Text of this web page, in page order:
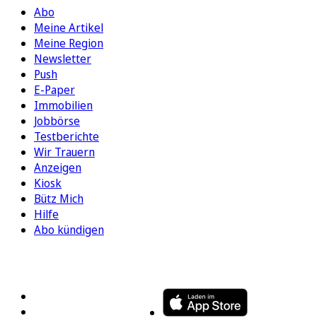
Abo
Meine Artikel
Meine Region
Newsletter
Push
E-Paper
Immobilien
Jobbörse
Testberichte
Wir Trauern
Anzeigen
Kiosk
Bütz Mich
Hilfe
Abo kündigen